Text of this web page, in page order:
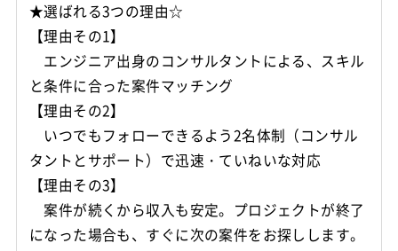
★選ばれる3つの理由☆
【理由その1】
エンジニア出身のコンサルタントによる、スキル
と条件に合った案件マッチング
【理由その2】
いつでもフォローできるよう2名体制（コンサル
タントとサポート）で迅速・ていねいな対応
【理由その3】
案件が続くから収入も安定。プロジェクトが終了
になった場合も、すぐに次の案件をお探しします。